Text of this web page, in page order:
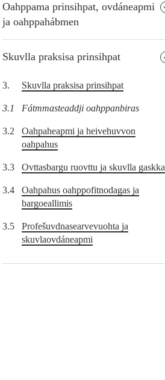
Oahppama prinsihpat, ovdáneapmi
ja oahppahábmen
Skuvlla praksisa prinsihpat
3. Skuvlla praksisa prinsihpat
3.1 Fátmmasteaddji oahppanbiras
3.2
Oahpaheapmi ja heivehuvvon
oahpahus
3.3 Ovttasbargu ruovttu ja skuvlla gaskka
3.4
Oahpahus oahppofitnodagas ja
bargoeallimis
3.5
Profešuvdnasearvevuohta ja
skuvlaovdáneapmi